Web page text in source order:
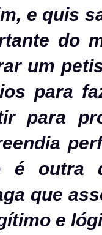
e quis
do
um
para
para
é outra
que
e